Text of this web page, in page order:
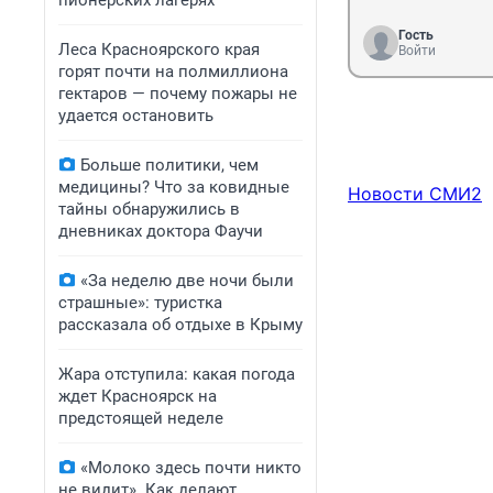
Леса Красноярского края
горят почти на полмиллиона
гектаров — почему пожары не
удается остановить
Больше политики, чем
медицины? Что за ковидные
тайны обнаружились в
дневниках доктора Фаучи
«За неделю две ночи были
страшные»: туристка
рассказала об отдыхе в Крыму
Жара отступила: какая погода
ждет Красноярск на
предстоящей неделе
«Молоко здесь почти никто
Гость
Войти
Новости СМИ2